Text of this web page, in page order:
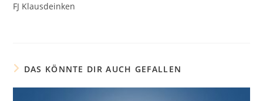
FJ Klausdeinken
DAS KÖNNTE DIR AUCH GEFALLEN